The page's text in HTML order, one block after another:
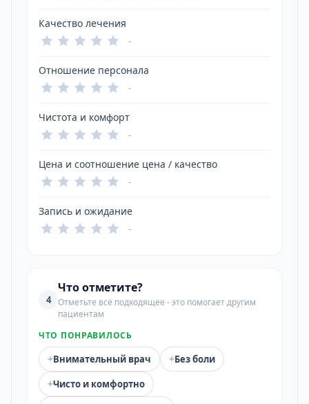
Качество лечения
-
Отношение персонала
-
Чистота и комфорт
-
Цена и соотношение цена / качество
-
Запись и ожидание
-
4
Что отметите?
Отметьте всё подходящее - это помогает другим
пациентам
ЧТО ПОНРАВИЛОСЬ
+Внимательный врач +Без боли
+Чисто и комфортно